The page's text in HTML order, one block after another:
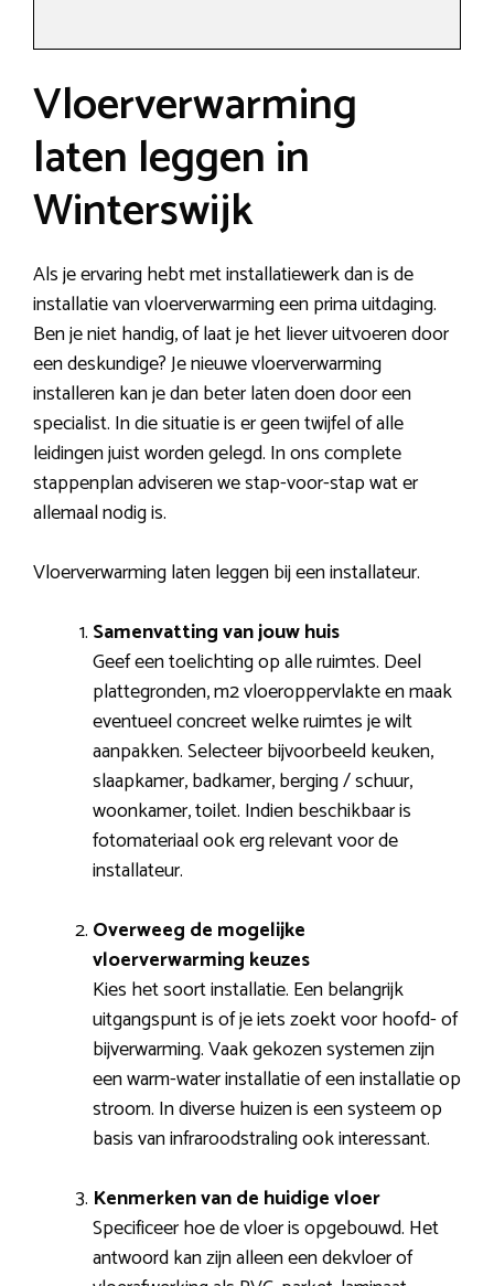
Vloerverwarming
laten leggen in
Winterswijk
Als je ervaring hebt met installatiewerk dan is de
installatie van vloerverwarming een prima uitdaging.
Ben je niet handig, of laat je het liever uitvoeren door
een deskundige? Je nieuwe vloerverwarming
installeren kan je dan beter laten doen door een
specialist. In die situatie is er geen twijfel of alle
leidingen juist worden gelegd. In ons complete
stappenplan adviseren we stap-voor-stap wat er
allemaal nodig is.
Vloerverwarming laten leggen bij een installateur.
Samenvatting van jouw huis
Geef een toelichting op alle ruimtes. Deel
plattegronden, m2 vloeroppervlakte en maak
eventueel concreet welke ruimtes je wilt
aanpakken. Selecteer bijvoorbeeld keuken,
slaapkamer, badkamer, berging / schuur,
woonkamer, toilet. Indien beschikbaar is
fotomateriaal ook erg relevant voor de
installateur.
Overweeg de mogelijke
vloerverwarming keuzes
Kies het soort installatie. Een belangrijk
uitgangspunt is of je iets zoekt voor hoofd- of
bijverwarming. Vaak gekozen systemen zijn
een warm-water installatie of een installatie op
stroom. In diverse huizen is een systeem op
basis van infraroodstraling ook interessant.
Kenmerken van de huidige vloer
Specificeer hoe de vloer is opgebouwd. Het
antwoord kan zijn alleen een dekvloer of